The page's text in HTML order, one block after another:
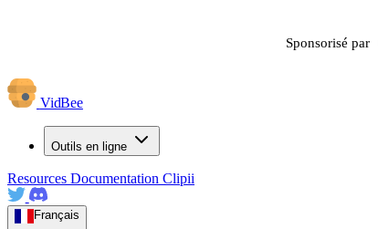
Sponsorisé par
VidBee
Outils en ligne
Resources Documentation Clipii
Français